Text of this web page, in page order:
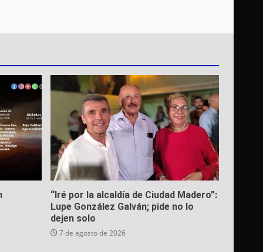
“Iré por la alcaldía de Ciudad Madero”:
Lupe González Galván; pide no lo
dejen solo
7 de agosto de 2026